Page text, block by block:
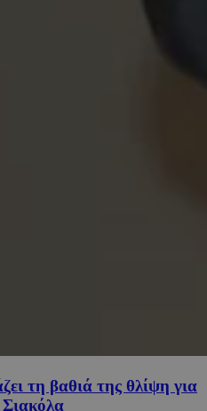
τη βαθιά της θλίψη για